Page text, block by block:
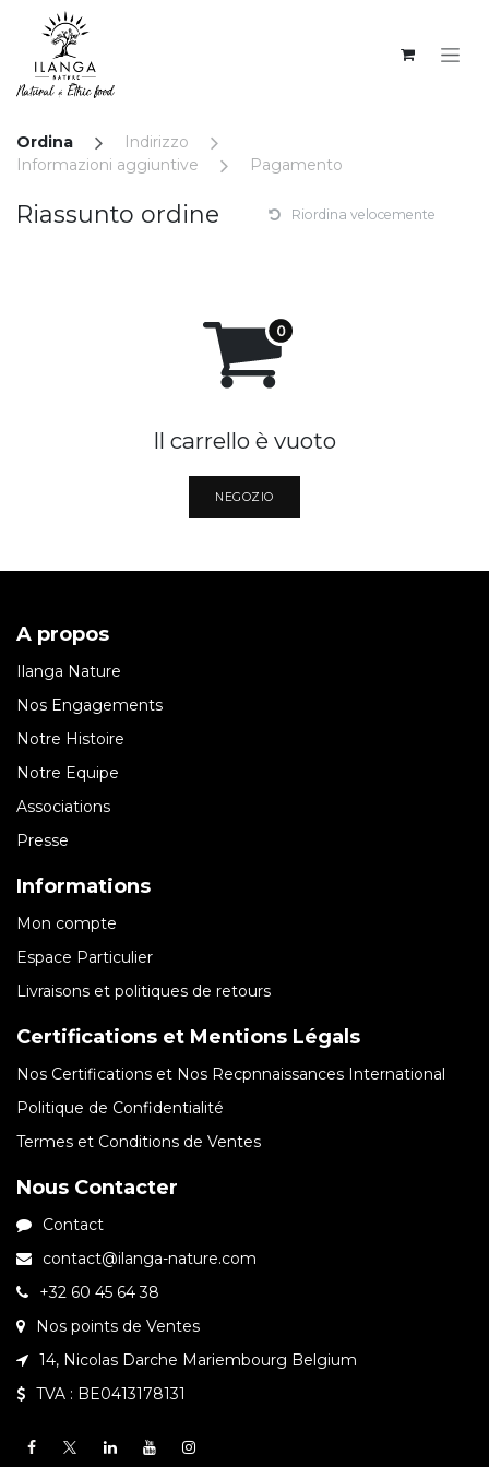
Ordina
Indirizzo
Informazioni aggiuntive
Pagamento
Riassunto ordine Riordina velocemente
Il carrello è vuoto
NEGOZIO
A propos
Ilanga Nature
Nos Engagements
Notre Histoire
Notre Equipe
Associations
Presse
Informations
Mon compte
Espace Particulier
Livraisons et politiques de retours
Certifications et Mentions Légals
Nos Certifications et Nos Recpnnaissances International
Politique de Confidentialité
Termes et Conditions de Ventes
Nous Contacter
Contact
contact@ilanga-nature.com
+32 60 45 64 38
Nos points de Ventes
14, Nicolas Darche Mariembourg Belgium
TVA : BE0413178131